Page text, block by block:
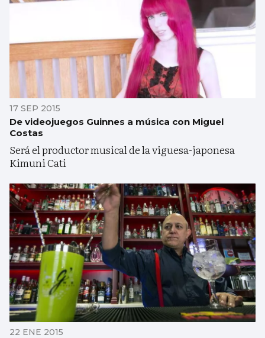
17 SEP 2015
De videojuegos Guinnes a música con Miguel
Costas
Será el productor musical de la viguesa-japonesa
Kimuni Cati
22 ENE 2015